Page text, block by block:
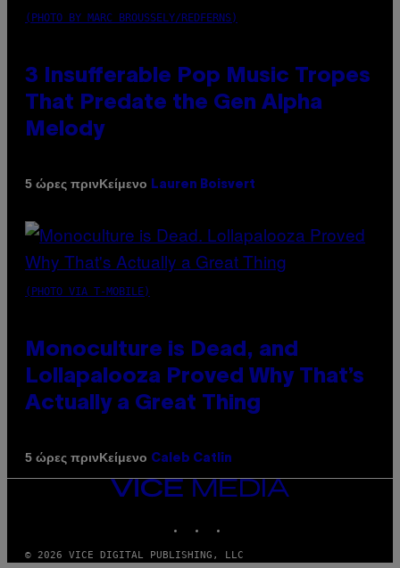
(PHOTO BY MARC BROUSSELY/REDFERNS)
3 Insufferable Pop Music Tropes
That Predate the Gen Alpha
Melody
5 ώρες πρινΚείμενο Lauren Boisvert
(PHOTO VIA T-MOBILE)
Monoculture is Dead, and
Lollapalooza Proved Why That’s
Actually a Great Thing
5 ώρες πρινΚείμενο Caleb Catlin
VICE
MEDIA
© 2026 VICE DIGITAL PUBLISHING, LLC